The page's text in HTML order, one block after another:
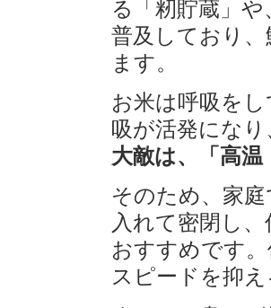
る「籾貯蔵」
普及しており
ます。
お米は呼吸を
吸が活発にな
大敵は、「高温
そのため、家
入れて密閉し
おすすめです
スピードを抑